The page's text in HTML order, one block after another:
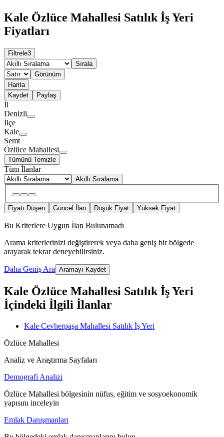
Kale Özlüce Mahallesi Satılık İş Yeri
Fiyatları
Filtrele3
Sırala
Görünüm
Harita
Kaydet
Paylaş
İl
Denizli
İlçe
Kale
Semt
Özlüce Mahallesi
Tümünü Temizle
Tüm İlanlar
Akıllı Sıralama
Fiyatı Düşen Güncel İlan Düşük Fiyat Yüksek Fiyat
Bu Kriterlere Uygun İlan Bulunamadı
Arama kriterlerinizi değiştirerek veya daha geniş bir bölgede
arayarak tekrar deneyebilirsiniz.
Daha Geniş Ara Aramayı Kaydet
Kale Özlüce Mahallesi Satılık İş Yeri
İçindeki İlgili İlanlar
Kale Cevherpaşa Mahallesi Satılık İş Yeri
Özlüce Mahallesi
Analiz ve Araştırma Sayfaları
Demografi Analizi
Özlüce Mahallesi bölgesinin nüfus, eğitim ve sosyoekonomik
yapısını inceleyin
Emlak Danışmanları